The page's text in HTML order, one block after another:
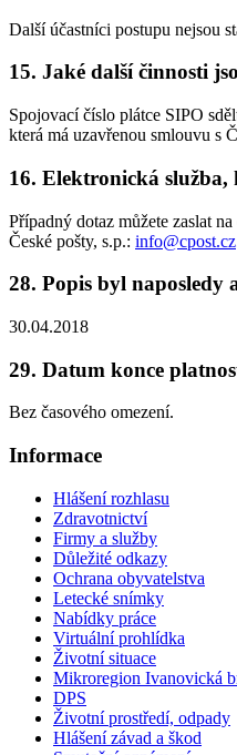
Další účastníci postupu nejsou
15. Jaké další činnosti
Spojovací číslo plátce SIPO
která má uzavřenou smlouvu s
16. Elektronická služba,
Případný dotaz můžete zaslat
České pošty, s.p.: info@cpost.cz
28. Popis byl naposledy
30.04.2018
29. Datum konce
Bez časového omezení.
Informace
Hlášení rozhlasu
Zdravotnictví
Firmy a služby
Důležité odkazy
Ochrana obyvatelstva
Letecké snímky
Nabídky práce
Virtuální prohlídka
Životní situace
Mikroregion Ivanovická
DPS
Životní prostředí, odpady
Hlášení závad a škod